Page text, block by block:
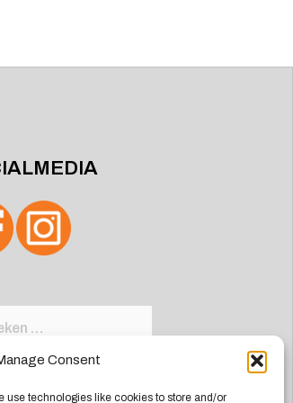
Consent
use technologies like cookies to store and/or